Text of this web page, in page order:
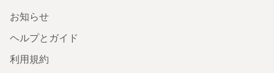
お知らせ
ヘルプとガイド
利用規約